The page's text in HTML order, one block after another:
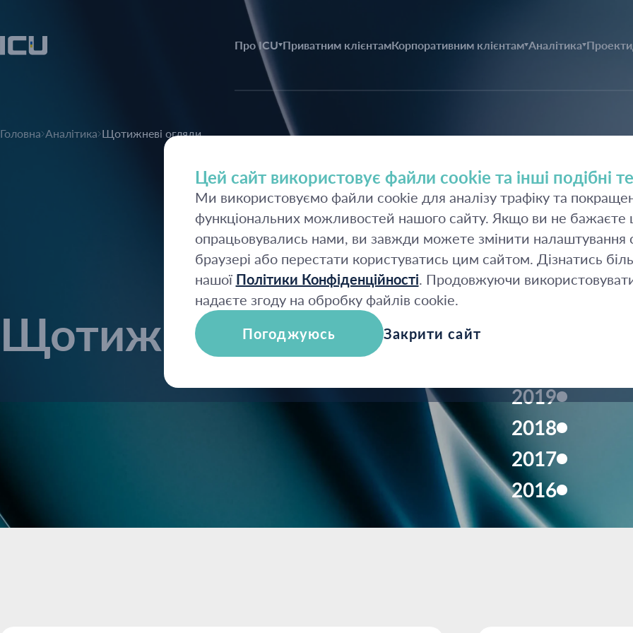
Про ICU Приватним клієнтамКорпоративним клієнтам Аналітика Проекти
Головна Аналітика Щотижневі огляди
Щотижневі огляди
2026
2025
2024
2023
2019
2018
2017
2016
Цей сайт використовує файли cookie та інші подібні
Ми використовуємо файли cookie для аналізу трафіку та
функціональних можливостей нашого сайту. Якщо ви не бажаєте
опрацьовувались нами, ви завжди можете змінити налаштування
браузері або перестати користуватись цим сайтом. Дізнатись
нашої Політики Конфіденційності. Продовжуючи
надаєте згоду на обробку файлів cookie.
Погоджуюсь
Закрити сайт